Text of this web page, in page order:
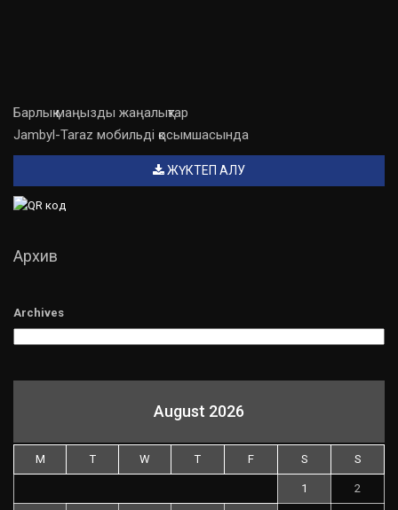
Барлық маңызды жаңалықтар
Jambyl-Taraz мобильді қосымшасында
ЖҮКТЕП АЛУ
Архив
Archives
August 2026
M T W T F S S
1 2